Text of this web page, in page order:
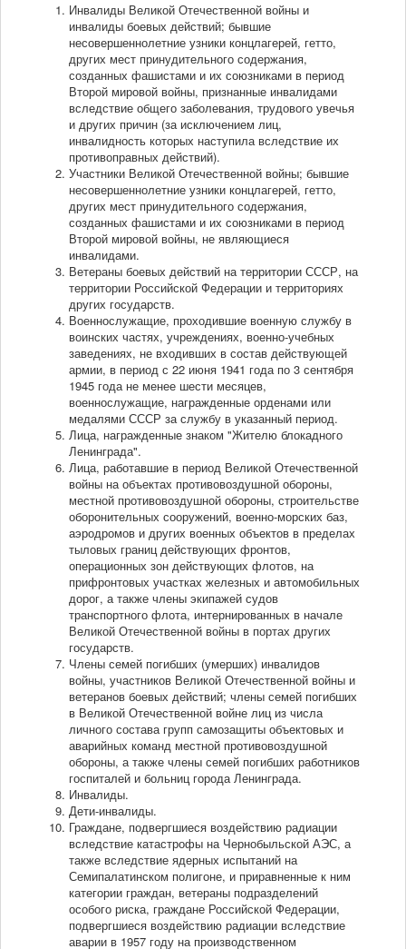
Инвалиды Великой Отечественной войны и
инвалиды боевых действий; бывшие
несовершеннолетние узники концлагерей, гетто,
других мест принудительного содержания,
созданных фашистами и их союзниками в период
Второй мировой войны, признанные инвалидами
вследствие общего заболевания, трудового увечья
и других причин (за исключением лиц,
инвалидность которых наступила вследствие их
противоправных действий).
Участники Великой Отечественной войны; бывшие
несовершеннолетние узники концлагерей, гетто,
других мест принудительного содержания,
созданных фашистами и их союзниками в период
Второй мировой войны, не являющиеся
инвалидами.
Ветераны боевых действий на территории СССР, на
территории Российской Федерации и территориях
других государств.
Военнослужащие, проходившие военную службу в
воинских частях, учреждениях, военно-учебных
заведениях, не входивших в состав действующей
армии, в период с 22 июня 1941 года по 3 сентября
1945 года не менее шести месяцев,
военнослужащие, награжденные орденами или
медалями СССР за службу в указанный период.
Лица, награжденные знаком "Жителю блокадного
Ленинграда".
Лица, работавшие в период Великой Отечественной
войны на объектах противовоздушной обороны,
местной противовоздушной обороны, строительстве
оборонительных сооружений, военно-морских баз,
аэродромов и других военных объектов в пределах
тыловых границ действующих фронтов,
операционных зон действующих флотов, на
прифронтовых участках железных и автомобильных
дорог, а также члены экипажей судов
транспортного флота, интернированных в начале
Великой Отечественной войны в портах других
государств.
Члены семей погибших (умерших) инвалидов
войны, участников Великой Отечественной войны и
ветеранов боевых действий; члены семей погибших
в Великой Отечественной войне лиц из числа
личного состава групп самозащиты объектовых и
аварийных команд местной противовоздушной
обороны, а также члены семей погибших работников
госпиталей и больниц города Ленинграда.
Инвалиды.
Дети-инвалиды.
Граждане, подвергшиеся воздействию радиации
вследствие катастрофы на Чернобыльской АЭС, а
также вследствие ядерных испытаний на
Семипалатинском полигоне, и приравненные к ним
категории граждан, ветераны подразделений
особого риска, граждане Российской Федерации,
подвергшиеся воздействию радиации вследствие
аварии в 1957 году на производственном